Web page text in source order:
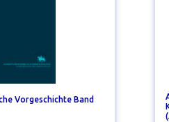
Vorgeschichte Band